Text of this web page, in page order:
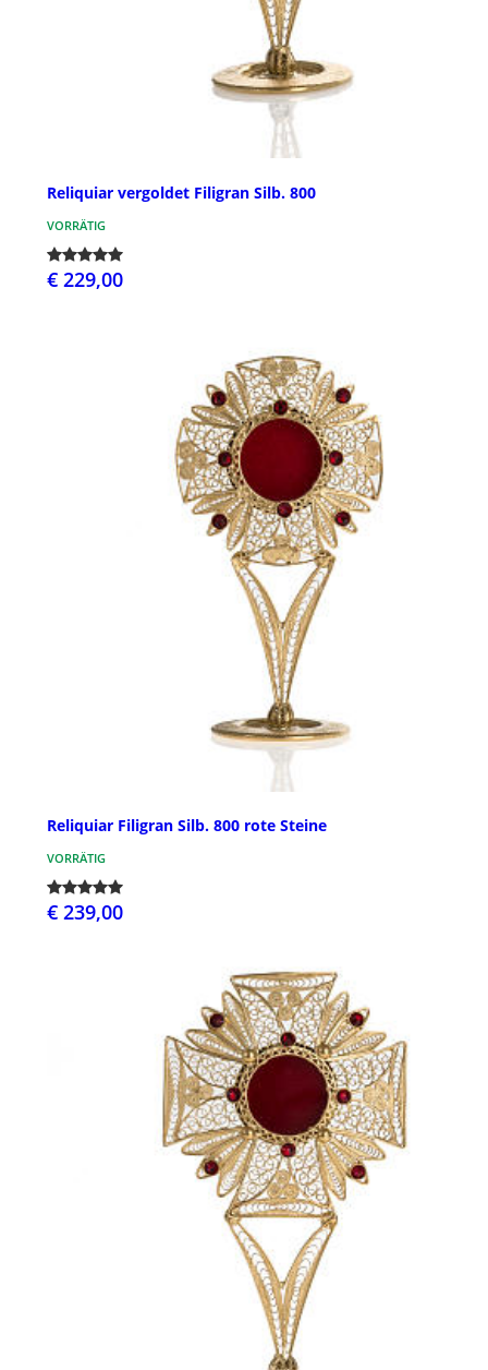
Reliquiar vergoldet Filigran Silb. 800
VORRÄTIG
€ 229,00
Reliquiar Filigran Silb. 800 rote Steine
VORRÄTIG
€ 239,00